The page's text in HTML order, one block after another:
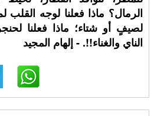
الرمال؟ ماذا فعلنا لوجه
لصيفٍ أو شتاء؛ ماذا فعلنا
الناي والغناء!!. - إلهام المجيد